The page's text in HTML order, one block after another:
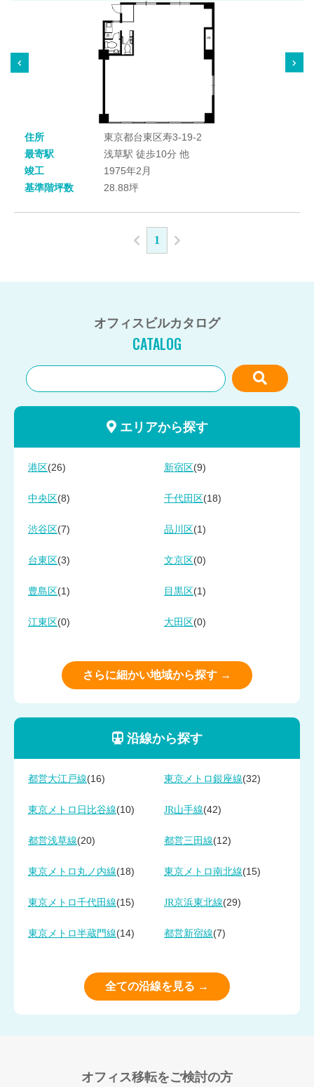
住所
東京都台東区寿3-19-2
最寄駅
浅草駅 徒歩10分 他
竣工
1975年2月
基準階坪数
28.88坪
1
オフィスビルカタログ
CATALOG
エリアから探す
港区 (26) 新宿区 (9)
中央区 (8) 千代田区 (18)
渋谷区 (7) 品川区 (1)
台東区 (3) 文京区 (0)
豊島区 (1) 目黒区 (1)
江東区 (0) 大田区 (0)
さらに細かい地域から探す →
沿線から探す
都営大江戸線(16) 東京メトロ銀座線(32)
東京メトロ日比谷線(10) JR山手線(42)
都営浅草線(20) 都営三田線(12)
東京メトロ丸ノ内線(18) 東京メトロ南北線(15)
東京メトロ千代田線(15) JR京浜東北線(29)
東京メトロ半蔵門線(14) 都営新宿線(7)
全ての沿線を見る →
オフィス移転をご検討の方